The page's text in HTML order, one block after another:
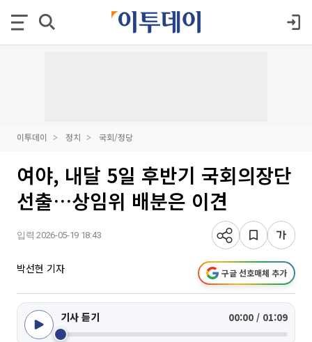
이투데이 정치 국회/정당
여야, 내달 5일 후반기 국회의장단
선출…상임위 배분은 이견
입력 2026-05-19 18:43
박선현 기자 구글 선호매체 추가
기사 듣기 00:00 / 01:09